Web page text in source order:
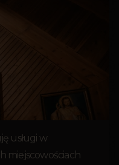
usługi w
miejscowościach